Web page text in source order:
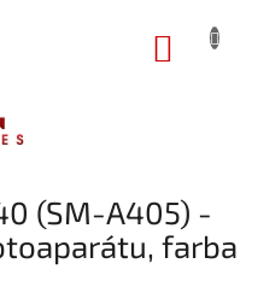
(SM-A405) -
farba